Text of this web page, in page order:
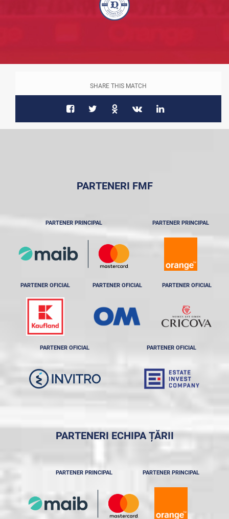
SHARE THIS MATCH
PARTENERI FMF
PARTENER PRINCIPAL PARTENER PRINCIPAL
PARTENER OFICIAL PARTENER OFICIAL PARTENER OFICIAL
PARTENER OFICIAL PARTENER OFICIAL
PARTENERI ECHIPA ȚĂRII
PARTENER PRINCIPAL PARTENER PRINCIPAL